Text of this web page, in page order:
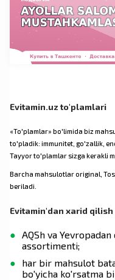
Evitamin.uz to'plamlari
«To'plamlar» bo'limida biz
to'pladik: immunitet, go'zallik,
Tayyor to'plamlar sizga kerakli
Barcha mahsulotlar original,
beriladi.
Evitamin'dan xarid
AQSh va
assortimenti;
har bir mahsulot
bo'yicha ko'rsatma